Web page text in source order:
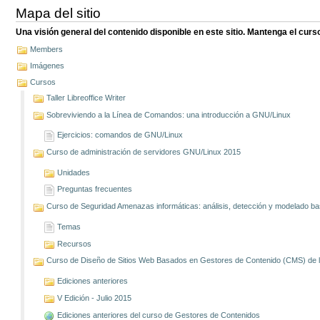
Mapa del sitio
Una visión general del contenido disponible en este sitio. Mantenga el
Members
Imágenes
Cursos
Taller Libreoffice Writer
Sobreviviendo a la Línea de Comandos: una introducción a GNU/Linux
Ejercicios: comandos de GNU/Linux
Curso de administración de servidores GNU/Linux 2015
Unidades
Preguntas frecuentes
Curso de Seguridad Amenazas informáticas: análisis, detección y modelado
Temas
Recursos
Curso de Diseño de Sitios Web Basados en Gestores de Contenido (CMS) de
Ediciones anteriores
V Edición - Julio 2015
Ediciones anteriores del curso de Gestores de Contenidos